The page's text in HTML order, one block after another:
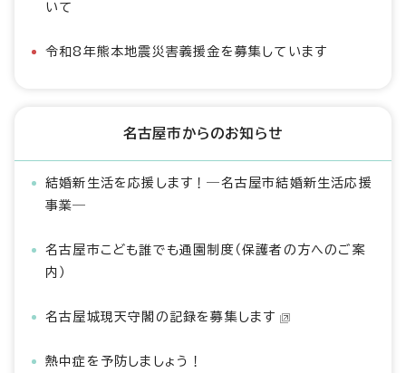
いて
令和8年熊本地震災害義援金を募集しています
名古屋市からのお知らせ
結婚新生活を応援します！―名古屋市結婚新生活応援
事業―
名古屋市こども誰でも通園制度（保護者の方へのご案
内）
名古屋城現天守閣の記録を募集します
熱中症を予防しましょう！